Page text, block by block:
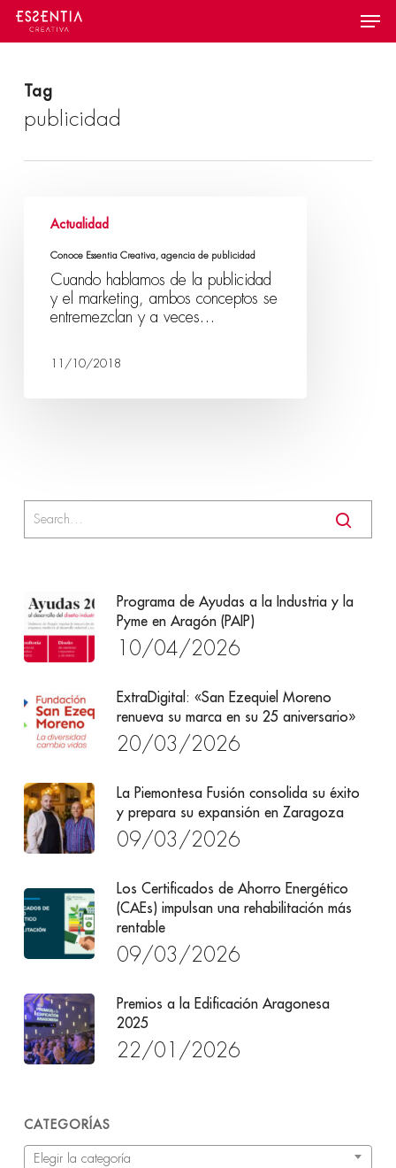
Skip
main
Menu
Tag
publicidad
Actualidad
Conoce Essentia Creativa, agencia de publicidad
Cuando hablamos de la publicidad
y el marketing, ambos conceptos se
entremezclan y a veces…
11/10/2018
Programa de Ayudas a la Industria y la
Pyme en Aragón (PAIP)
10/04/2026
ExtraDigital: «San Ezequiel Moreno
renueva su marca en su 25 aniversario»
20/03/2026
La Piemontesa Fusión consolida su éxito
y prepara su expansión en Zaragoza
09/03/2026
Los Certificados de Ahorro Energético
(CAEs) impulsan una rehabilitación más
rentable
09/03/2026
Premios a la Edificación Aragonesa
2025
22/01/2026
CATEGORÍAS
Categorías
Elegir la categoría